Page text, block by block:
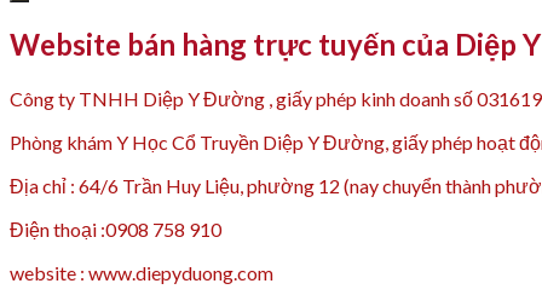
Website bán hàng trực tuyến của Diệp
Công ty TNHH Diệp Y Đường , giấy phép kinh doanh số
Phòng khám Y Học Cổ Truyền Diệp Y Đường, giấy phép hoạt
Địa chỉ : 64/6 Trần Huy Liệu, phường 12 (nay chuyển thành
Điện thoại :0908 758 910
website : www.diepyduong.com